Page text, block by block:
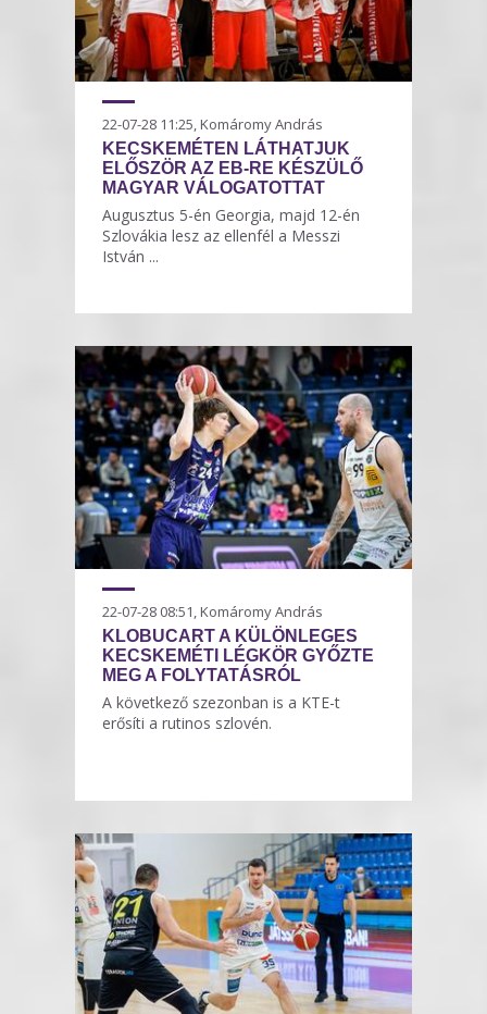
22-07-28 11:25, Komáromy András
KECSKEMÉTEN LÁTHATJUK
ELŐSZÖR AZ EB-RE KÉSZÜLŐ
MAGYAR VÁLOGATOTTAT
Augusztus 5-én Georgia, majd 12-én
Szlovákia lesz az ellenfél a Messzi
István ...
22-07-28 08:51, Komáromy András
KLOBUCART A KÜLÖNLEGES
KECSKEMÉTI LÉGKÖR GYŐZTE
MEG A FOLYTATÁSRÓL
A következő szezonban is a KTE-t
erősíti a rutinos szlovén.